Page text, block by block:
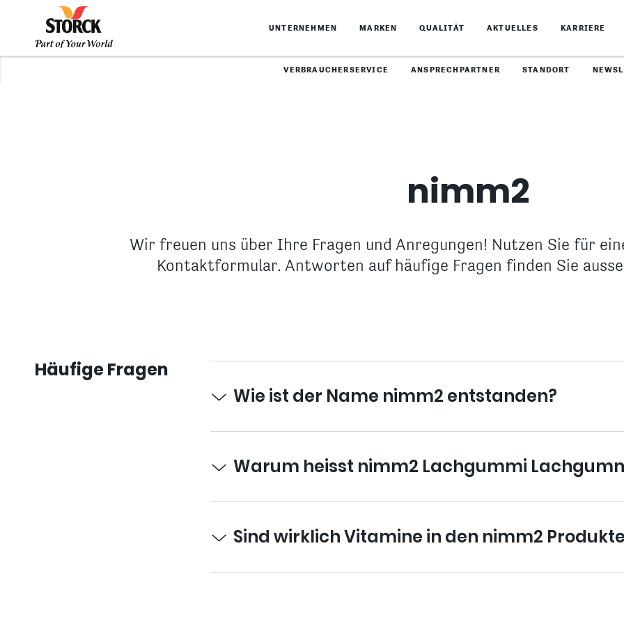
UNTERNEHMEN MARKEN QUALITÄT AKTUELLES KARRIERE
VERBRAUCHERSERVICE ANSPRECHPARTNER STANDORT
nimm2
Wir freuen uns über Ihre Fragen und Anregungen! Nutzen Sie für
Kontaktformular. Antworten auf häufige Fragen finden Sie
Häufige Fragen
Wie ist der Name nimm2 entstanden?
Warum heisst nimm2 Lachgummi
Sind wirklich Vitamine in den nimm2